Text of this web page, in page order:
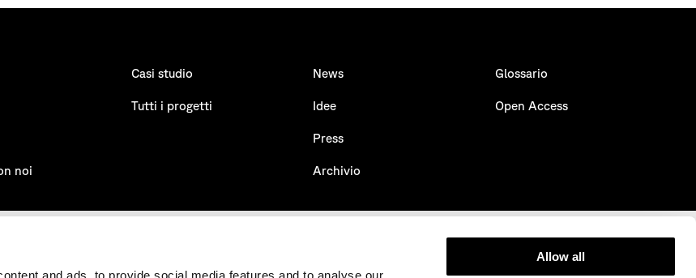
Allow all
noi
Casi studio
Tutti i progetti
News
Idee
Press
Archivio
Glossario
Open Access